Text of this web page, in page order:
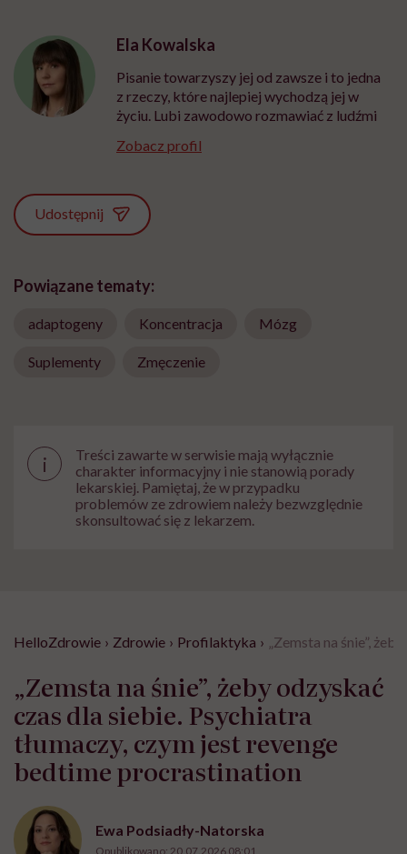
Ela Kowalska
Pisanie towarzyszy jej od zawsze i to jedna
z rzeczy, które najlepiej wychodzą jej w
życiu. Lubi zawodowo rozmawiać z ludźmi
Zobacz profil
Udostępnij
Powiązane tematy:
adaptogeny Koncentracja Mózg
Suplementy Zmęczenie
i
Treści zawarte w serwisie mają wyłącznie
charakter informacyjny i nie stanowią porady
lekarskiej. Pamiętaj, że w przypadku
problemów ze zdrowiem należy bezwzględnie
skonsultować się z lekarzem.
HelloZdrowie › Zdrowie › Profilaktyka › „Zemsta na śnie”,
„Zemsta na śnie”, żeby odzyskać
czas dla siebie. Psychiatra
tłumaczy, czym jest revenge
bedtime procrastination
Ewa Podsiadły-Natorska
Opublikowano: 20.07.2026 08:01